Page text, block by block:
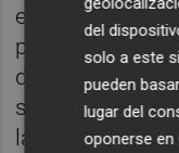
española. Son
potencial de
doméstico
servicios no
la actualidad
del
solo a este
pueden
lugar del
oponerse en